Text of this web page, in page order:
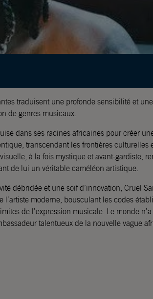
traduisent une profonde sensibilité et
de genres musicaux.
dans ses racines africaines pour créer
transcendant les frontières culturelles
à la fois mystique et avant-gardiste,
de lui un véritable caméléon artistique.
débridée et une soif d’innovation, Cruel
l’artiste moderne, bousculant les codes
de l’expression musicale. Le monde
talentueux de la nouvelle vague